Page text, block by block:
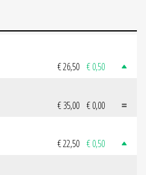
€ 26,50 € 0,50
€ 35,00 € 0,00
€ 22,50 € 0,50